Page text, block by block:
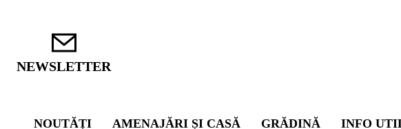
NEWSLETTER
NOUTĂȚI AMENAJĂRI ȘI CASĂ GRĂDINĂ INFO